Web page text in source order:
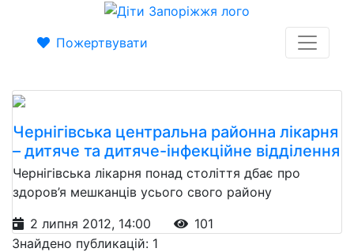
Пожертвувати
Чернігівська центральна районна лікарня
– дитяче та дитяче-інфекційне відділення
Чернігівська лікарня понад століття дбає про
здоров’я мешканців усього свого району
2 липня 2012, 14:00
101
Знайдено публикацій: 1